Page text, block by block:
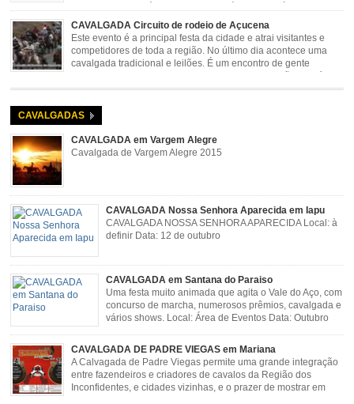
rodeio e shows com o Trio Pé de Cedro e o Trio […]
CAVALGADA Circuito de rodeio de Açucena
Este evento é a principal festa da cidade e atrai visitantes e
competidores de toda a região. No último dia acontece uma
cavalgada tradicional e leilões. É um encontro de gente
Rosa Guimarães, Açucena Data: Setembro
CAVALGADAS
CAVALGADA em Vargem Alegre
Cavalgada de Vargem Alegre 2015
CAVALGADA Nossa Senhora Aparecida em Iapu
CAVALGADA NOSSA SENHORA APARECIDA Local: à
definir Data: 12 de outubro
CAVALGADA em Santana do Paraiso
Uma festa muito animada que agita o Vale do Aço, com
concurso de marcha, numerosos prêmios, cavalgada e
vários shows. Local: Área de Eventos Data: Outubro
CAVALGADA DE PADRE VIEGAS em Mariana
A Calvagada de Padre Viegas permite uma grande integração
entre fazendeiros e criadores de cavalos da Região dos
Inconfidentes, e cidades vizinhas, e o prazer de mostrar em